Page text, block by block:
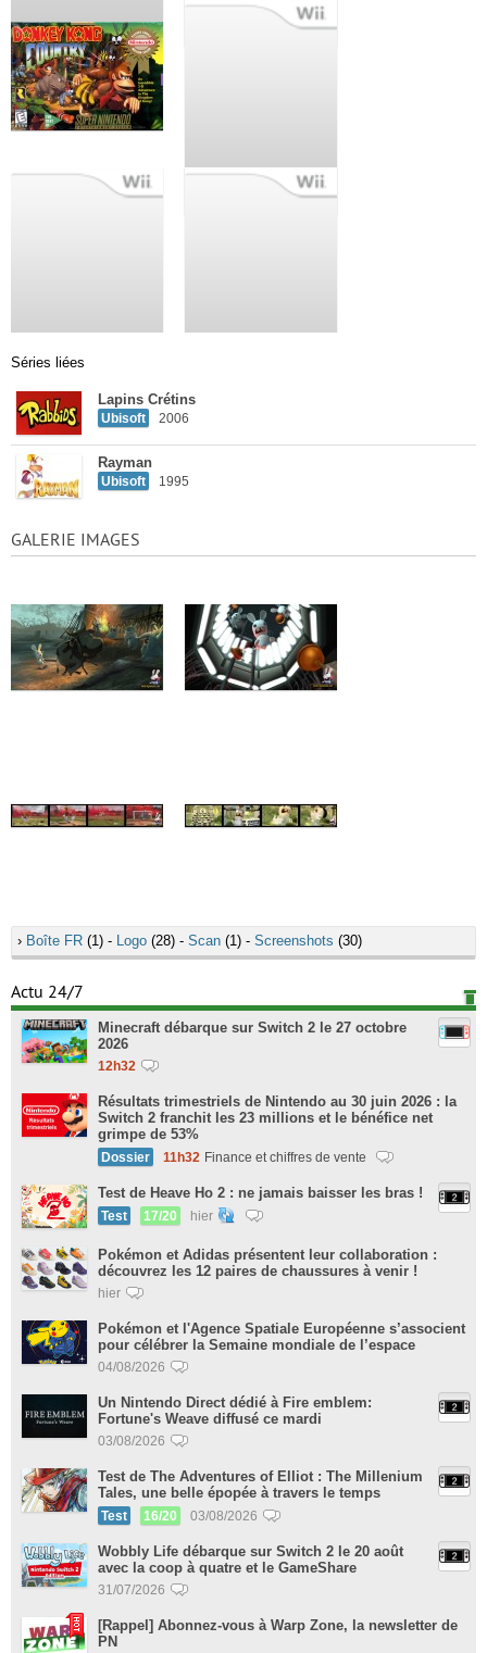
Séries liées
Lapins Crétins
Ubisoft 2006
Rayman
Ubisoft 1995
GALERIE IMAGES
› Boîte FR (1) - Logo (28) - Scan (1) - Screenshots (30)
Actu 24/7
Minecraft débarque sur Switch 2 le 27 octobre
2026
12h32
Résultats trimestriels de Nintendo au 30 juin 2026 : la
Switch 2 franchit les 23 millions et le bénéfice net
grimpe de 53%
Dossier 11h32 Finance et chiffres de vente
Test de Heave Ho 2 : ne jamais baisser les bras !
Test 17/20 hier
Pokémon et Adidas présentent leur collaboration :
découvrez les 12 paires de chaussures à venir !
hier
Pokémon et l'Agence Spatiale Européenne s’associent
pour célébrer la Semaine mondiale de l’espace
04/08/2026
Un Nintendo Direct dédié à Fire emblem:
Fortune's Weave diffusé ce mardi
03/08/2026
Test de The Adventures of Elliot : The Millenium
Tales, une belle épopée à travers le temps
Test 16/20 03/08/2026
Wobbly Life débarque sur Switch 2 le 20 août
avec la coop à quatre et le GameShare
31/07/2026
[Rappel] Abonnez-vous à Warp Zone, la newsletter de
PN